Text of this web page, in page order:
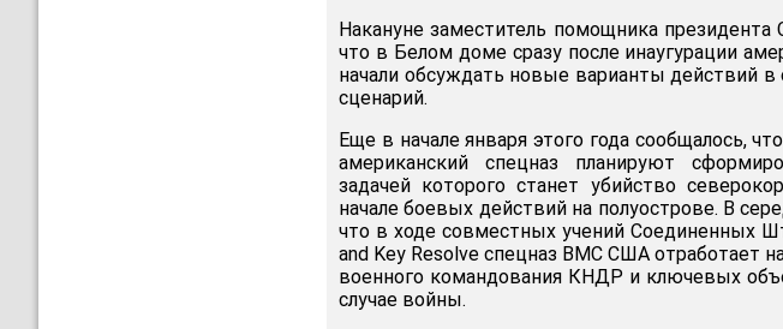
Накануне заместитель помощника
что в Белом доме сразу после инаугурации
начали обсуждать новые варианты действий
сценарий.
Еще в начале января этого года сообщалось,
американский спецназ планируют
задачей которого станет убийство
начале боевых действий на полуострове. В
что в ходе совместных учений Соединенных
and Key Resolve спецназ ВМС США отработает
военного командования КНДР и ключевых
случае войны.